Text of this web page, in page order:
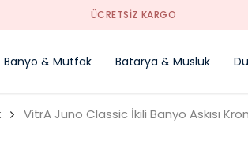
YENI SEZON ÜRÜNLER
Banyo & Mutfak Batarya & Musluk
VitrA Juno Classic İkili Banyo Askısı